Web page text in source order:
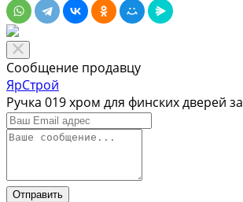
Сообщение продавцу
ЯрСтрой
Ручка 019 хром для финских дверей за
Отправить